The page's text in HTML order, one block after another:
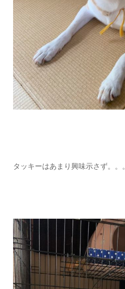
タッキーはあまり興味示さず。。。